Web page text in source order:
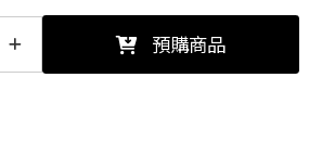
預購商品